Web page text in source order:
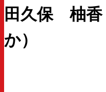
田久保 柚
か）